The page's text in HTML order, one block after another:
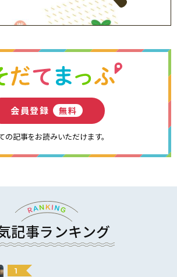
会員登録 無料
の記事をお読みいただけます。
記事ランキング
1